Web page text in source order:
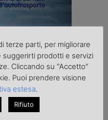
terze parti, per migliorare
suggerirti prodotti e servizi
Cliccando su "Accetto"
Puoi prendere visione
estesa.
Rifiuto